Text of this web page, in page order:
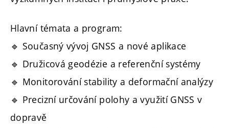
Hlavní témata a program:
🔹 Současný vývoj GNSS a nové aplikace
🔹 Družicová geodézie a referenční systémy
🔹 Monitorování stability a deformační analýzy
🔹 Precizní určování polohy a využití GNSS v
dopravě